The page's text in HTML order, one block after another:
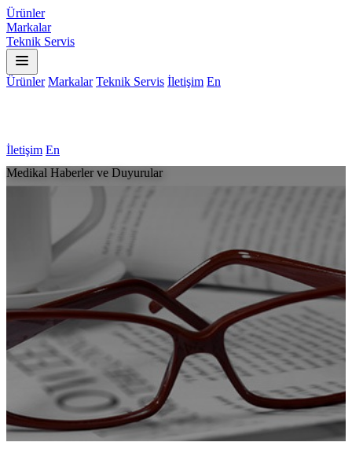
Ürünler
Markalar
Teknik Servis
Ürünler Markalar Teknik Servis İletişim En
İletişim En
Medikal Haberler ve Duyurular